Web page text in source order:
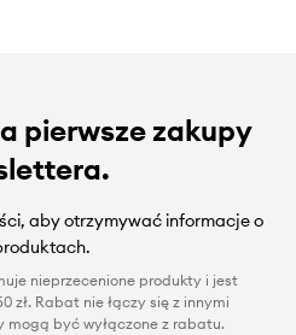
pierwsze zakupy
aby otrzymywać informacje o
nieprzecenione produkty i jest
zł. Rabat nie łączy się z innymi
mogą być wyłączone z rabatu.